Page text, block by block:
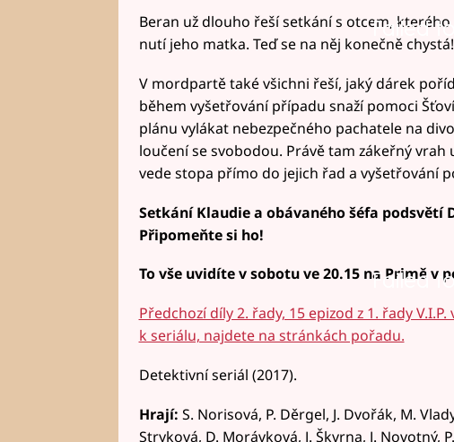
Failed
Beran už dlouho řeší setkání s otcem,
nutí jeho matka. Teď se na něj konečně chystá!
V mordpartě také všichni řeší, jaký dárek
během vyšetřování případu snaží pomoci
plánu vylákat nebezpečného pachatele na
loučení se svobodou. Právě tam zákeřný
vede stopa přímo do jejich řad a vyšetřování
Setkání Klaudie a obávaného šéfa podsvětí
Připomeňte si ho!
Failed
To vše uvidíte v sobotu ve 20.15 na Primě v
Předchozí díly 2. řady, 15 epizod z 1. řady
k seriálu, najdete na stránkách pořadu.
Detektivní seriál (2017).
Hrají: S. Norisová, P. Děrgel, J. Dvořák, M.
Stryková, D. Morávková, J. Škvrna, J. Novotný,